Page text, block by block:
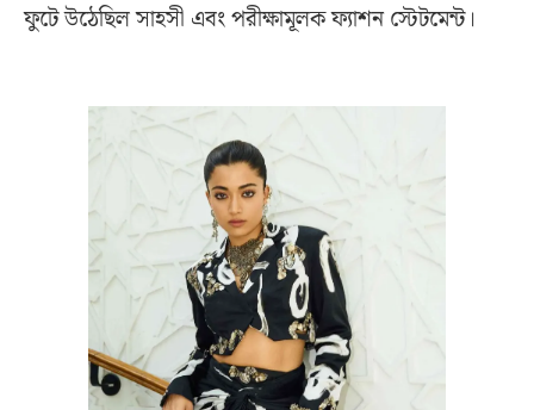
ফুটে উঠেছিল সাহসী এবং পরীক্ষামূলক ফ্যাশন স্টেটমেন্ট।